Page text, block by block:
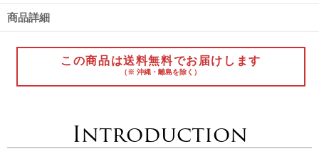
商品詳細
この商品は送料無料でお届けします
（※ 沖縄・離島を除く）
Introduction